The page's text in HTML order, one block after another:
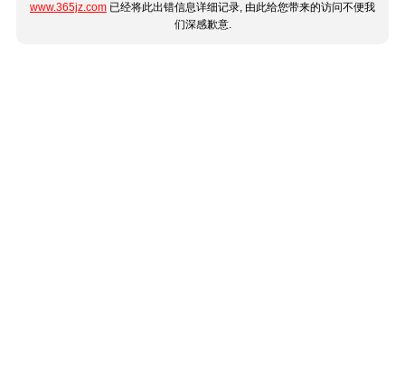
www.365jz.com 已经将此出错信息详细记录, 由此给您带来的访问不便我
们深感歉意.